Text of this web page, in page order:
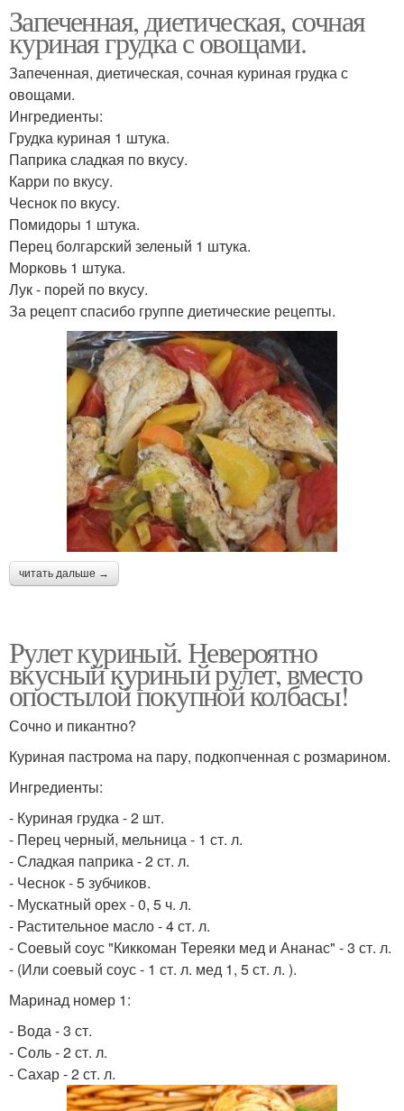
Запеченная, диетическая, сочная
куриная грудка с овощами.
Запеченная, диетическая, сочная куриная грудка с
овощами.
Ингредиенты:
Грудка куриная 1 штука.
Паприка сладкая по вкусу.
Карри по вкусу.
Чеснок по вкусу.
Помидоры 1 штука.
Перец болгарский зеленый 1 штука.
Морковь 1 штука.
Лук - порей по вкусу.
За рецепт спасибо группе диетические рецепты.
читать дальше →
Рулет куриный. Невероятно
вкусный куриный рулет, вместо
опостылой покупной колбасы!
Сочно и пикантно?
Куриная пастрома на пару, подкопченная с розмарином.
Ингредиенты:
- Куриная грудка - 2 шт.
- Перец черный, мельница - 1 ст. л.
- Сладкая паприка - 2 ст. л.
- Чеснок - 5 зубчиков.
- Мускатный орех - 0, 5 ч. л.
- Растительное масло - 4 ст. л.
- Соевый соус "Киккоман Тереяки мед и Ананас" - 3 ст. л.
- (Или соевый соус - 1 ст. л. мед 1, 5 ст. л. ).
Маринад номер 1:
- Вода - 3 ст.
- Соль - 2 ст. л.
- Сахар - 2 ст. л.